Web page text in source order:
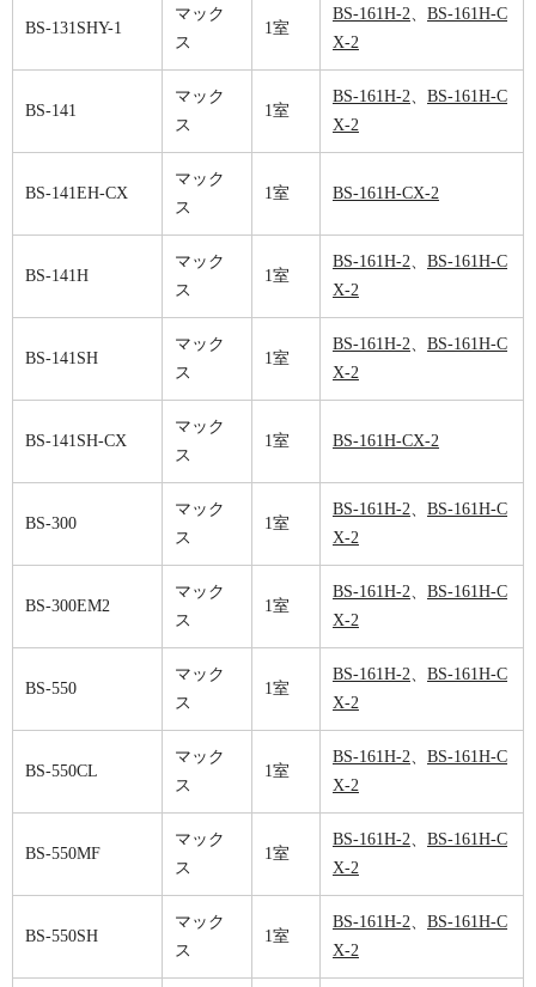
BS-131SHY-1
マック
ス
1室
BS-161H-2
BS-161H-C
X-2
BS-141
マック
ス
1室
BS-161H-2
BS-161H-C
X-2
BS-141EH-CX
マック
ス
1室 BS-161H-CX-2
BS-141H
マック
ス
1室
BS-161H-2
BS-161H-C
X-2
BS-141SH
マック
ス
1室
BS-161H-2
BS-161H-C
X-2
BS-141SH-CX
マック
ス
1室 BS-161H-CX-2
BS-300
マック
ス
1室
BS-161H-2
BS-161H-C
X-2
BS-300EM2
マック
ス
1室
BS-161H-2
BS-161H-C
X-2
BS-550
マック
ス
1室
BS-161H-2
BS-161H-C
X-2
BS-550CL
マック
ス
1室
BS-161H-2
BS-161H-C
X-2
BS-550MF
マック
ス
1室
BS-161H-2
BS-161H-C
X-2
BS-550SH
マック
ス
1室
BS-161H-2
BS-161H-C
X-2